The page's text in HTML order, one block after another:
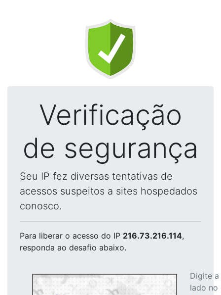
Verificação
de segurança
Seu IP fez diversas tentativas de
acessos suspeitos a sites hospedados
conosco.
Para liberar o acesso do IP 216.73.216.114,
responda ao desafio abaixo.
Digite
lado no